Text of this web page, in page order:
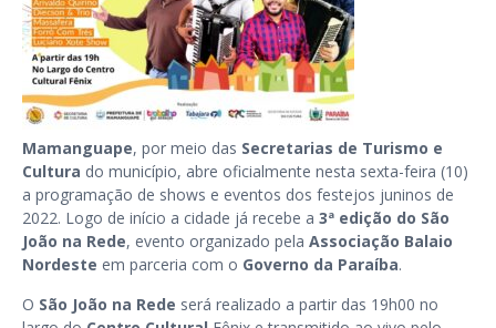
Mamanguape, por meio das Secretarias de Turismo e
Cultura do município, abre oficialmente nesta sexta-feira (10)
a programação de shows e eventos dos festejos juninos de
2022. Logo de início a cidade já recebe a 3ª edição do São
João na Rede, evento organizado pela Associação Balaio
Nordeste em parceria com o Governo da Paraíba.
O São João na Rede será realizado a partir das 19h00 no